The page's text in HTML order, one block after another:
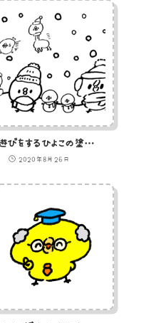
雪遊びをするひよこの塗り絵のイラスト
2020年8月26日